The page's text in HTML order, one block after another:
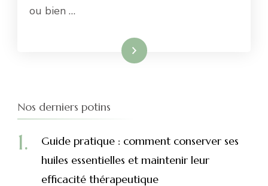
ou bien …
Lire la suite
Nos derniers potins
Guide pratique : comment conserver ses
huiles essentielles et maintenir leur
efficacité thérapeutique